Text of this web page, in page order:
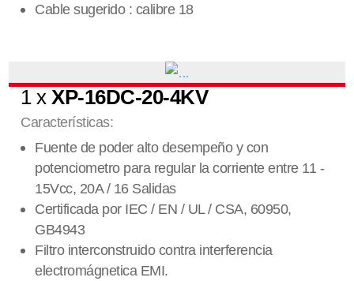
Cable sugerido : calibre 18
1 x XP-16DC-20-4KV
Características:
Fuente de poder alto desempeño y con
potenciometro para regular la corriente entre 11 -
15Vcc, 20A / 16 Salidas
Certificada por IEC / EN / UL / CSA, 60950,
GB4943
Filtro interconstruido contra interferencia
electromágnetica EMI.